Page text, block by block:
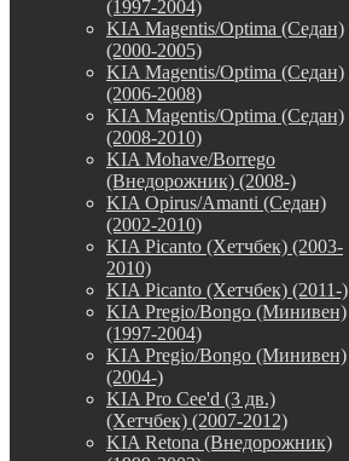
(1997-2004)
KIA Magentis/Optima (Седан)
(2000-2005)
KIA Magentis/Optima (Седан)
(2006-2008)
KIA Magentis/Optima (Седан)
(2008-2010)
KIA Mohave/Borrego
(Внедорожник) (2008-)
KIA Opirus/Amanti (Седан)
(2002-2010)
KIA Picanto (Хетчбек) (2003-
2010)
KIA Picanto (Хетчбек) (2011-)
KIA Pregio/Bongo (Минивен)
(1997-2004)
KIA Pregio/Bongo (Минивен)
(2004-)
KIA Pro Cee'd (3 дв.)
(Хетчбек) (2007-2012)
KIA Retona (Внедорожник)